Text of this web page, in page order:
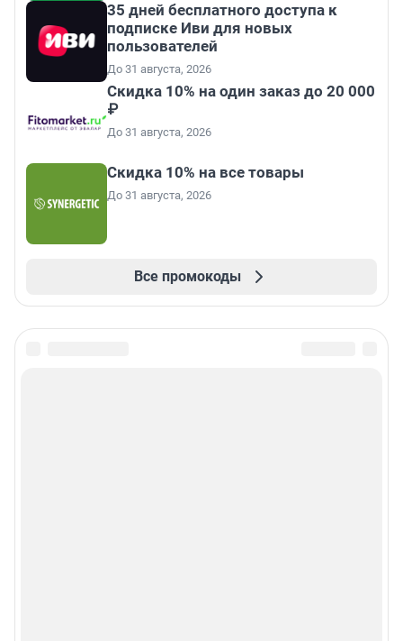
35 дней бесплатного доступа к
подписке Иви для новых
пользователей
До 31 августа, 2026
Скидка 10% на один заказ до 20 000
₽
До 31 августа, 2026
Скидка 10% на все товары
До 31 августа, 2026
Все промокоды